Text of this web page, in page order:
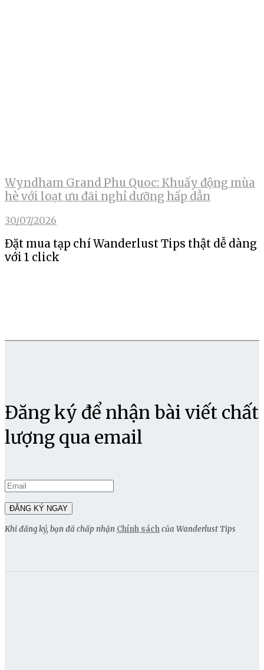
Wyndham Grand Phu Quoc: Khuấy động mùa
hè với loạt ưu đãi nghỉ dưỡng hấp dẫn
30/07/2026
Đặt mua tạp chí Wanderlust Tips thật dễ dàng
với 1 click
Đăng ký để nhận bài viết chất
lượng qua email
Khi đăng ký, bạn đã chấp nhận Chính sáchcủa Wanderlust Tips